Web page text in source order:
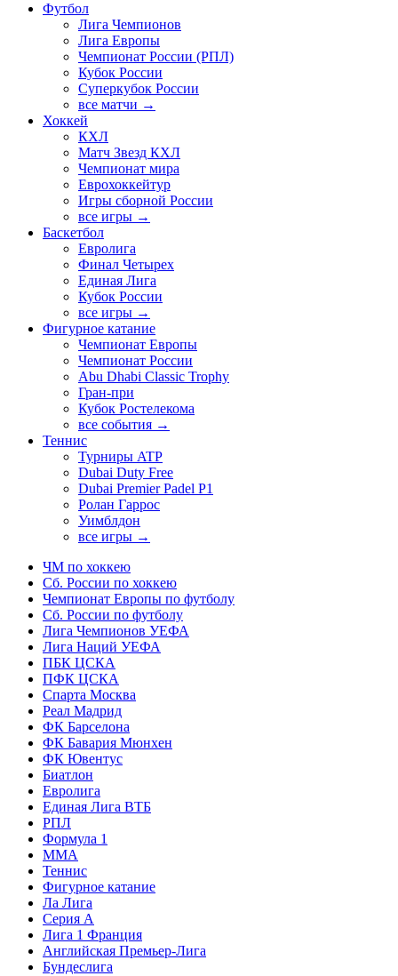
Футбол
Лига Чемпионов
Лига Европы
Чемпионат России (РПЛ)
Кубок России
Суперкубок России
все матчи →
Хоккей
КХЛ
Матч Звезд КХЛ
Чемпионат мира
Еврохоккейтур
Игры сборной России
все игры →
Баскетбол
Евролига
Финал Четырех
Единая Лига
Кубок России
все игры →
Фигурное катание
Чемпионат Европы
Чемпионат России
Abu Dhabi Classic Trophy
Гран-при
Кубок Ростелекома
все события →
Теннис
Турниры ATP
Dubai Duty Free
Dubai Premier Padel P1
Ролан Гаррос
Уимблдон
все игры →
ЧМ по хоккею
Сб. России по хоккею
Чемпионат Европы по футболу
Сб. России по футболу
Лига Чемпионов УЕФА
Лига Наций УЕФА
ПБК ЦСКА
ПФК ЦСКА
Спарта Москва
Реал Мадрид
ФК Барселона
ФК Бавария Мюнхен
ФК Ювентус
Биатлон
Евролига
Единая Лига ВТБ
РПЛ
Формула 1
MMA
Теннис
Фигурное катание
Ла Лига
Серия А
Лига 1 Франция
Английская Премьер-Лига
Бундеслига